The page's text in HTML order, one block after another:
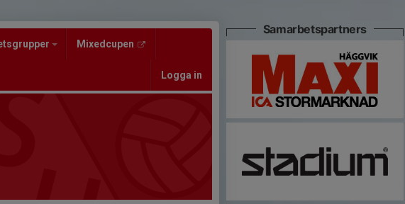
Mixedcupen
Logga in
Samarbetspartners